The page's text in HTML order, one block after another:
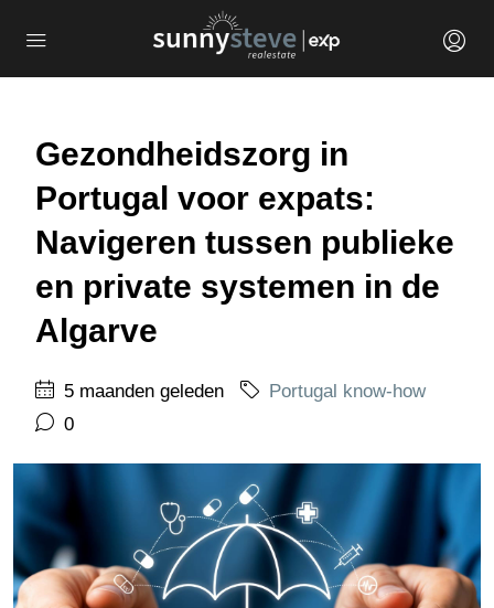
Gezondheidszorg in
Portugal voor expats:
Navigeren tussen publieke
en private systemen in de
Algarve
5 maanden geleden
Portugal know-how
0